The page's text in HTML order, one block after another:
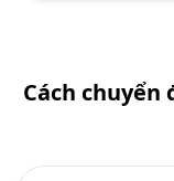
Cách chuyển